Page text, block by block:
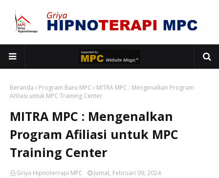
Beranda Program Baru MPC
MITRA MPC : Mengenalkan Program
Afiliasi untuk MPC Training Center
MITRA MPC : Mengenalkan
Program Afiliasi untuk MPC
Training Center
Griya Hipnoterrapi MPC Jumat, Februari 09, 2024